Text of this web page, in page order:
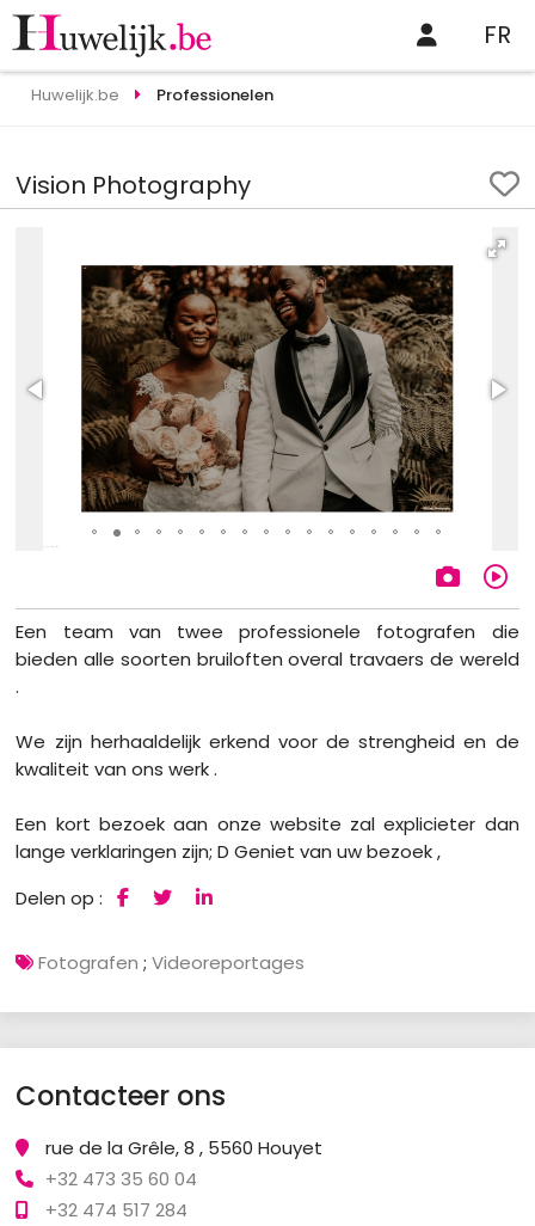
FR
Huwelijk.be Professionelen
Vision Photography
Een team van twee professionele fotografen die
bieden alle soorten bruiloften overal travaers de wereld
.
We zijn herhaaldelijk erkend voor de strengheid en de
kwaliteit van ons werk .
Een kort bezoek aan onze website zal explicieter dan
lange verklaringen zijn; D Geniet van uw bezoek ,
Delen op :
Fotografen ;Videoreportages
Contacteer ons
rue de la Grêle, 8 , 5560 Houyet
+32 473 35 60 04
+32 474 517 284